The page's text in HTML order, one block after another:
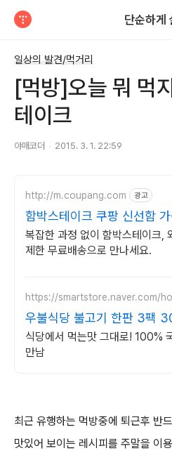
단순하게
일상의 발견/먹거리
[먹방]오늘 뭐 먹
테이크
야매코더 2015. 3. 1. 22:59
http://m.coupang.com 광고
함박스테이크 쿠팡 신선함
복잡한 과정 없이 함박스테이크,
제한 무료배송으로 만나세요.
https://smartstore.naver.com/
우불식당 불고기 한판 3팩
게
식당에서 먹는맛 그대로! 100%
만남
최근 유행하는 먹방중에 퇴근후 반
맛있어 보이는 레시피를 주말을 이